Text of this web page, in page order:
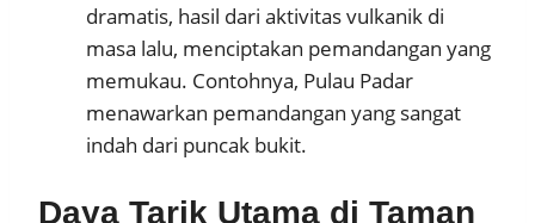
dramatis, hasil dari aktivitas vulkanik di
masa lalu, menciptakan pemandangan yang
memukau. Contohnya, Pulau Padar
menawarkan pemandangan yang sangat
indah dari puncak bukit.
Daya Tarik Utama di Taman